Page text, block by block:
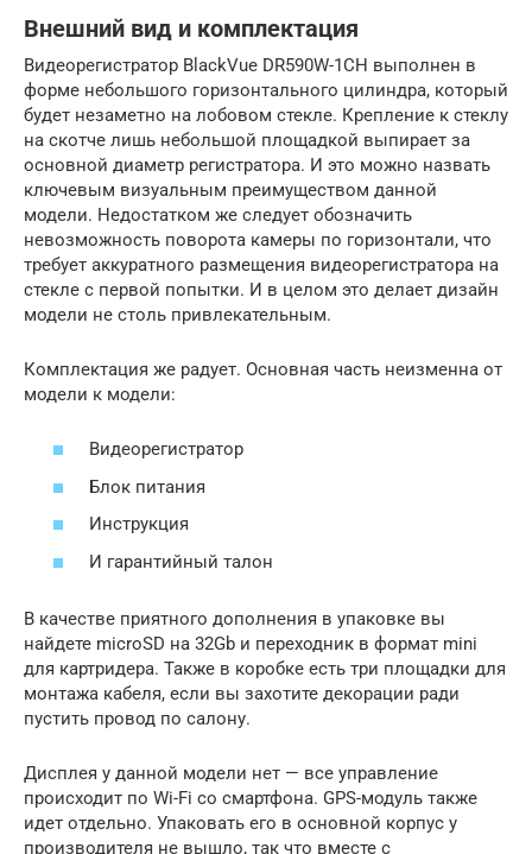
Внешний вид и комплектация
Видеорегистратор BlackVue DR590W-1CH выполнен в
форме небольшого горизонтального цилиндра, который
будет незаметно на лобовом стекле. Крепление к стеклу
на скотче лишь небольшой площадкой выпирает за
основной диаметр регистратора. И это можно назвать
ключевым визуальным преимуществом данной
модели. Недостатком же следует обозначить
невозможность поворота камеры по горизонтали, что
требует аккуратного размещения видеорегистратора на
стекле с первой попытки. И в целом это делает дизайн
модели не столь привлекательным.
Комплектация же радует. Основная часть неизменна от
модели к модели:
Видеорегистратор
Блок питания
Инструкция
И гарантийный талон
В качестве приятного дополнения в упаковке вы
найдете microSD на 32Gb и переходник в формат mini
для картридера. Также в коробке есть три площадки для
монтажа кабеля, если вы захотите декорации ради
пустить провод по салону.
Дисплея у данной модели нет — все управление
происходит по Wi-Fi со смартфона. GPS-модуль также
идет отдельно. Упаковать его в основной корпус у
производителя не вышло, так что вместе с